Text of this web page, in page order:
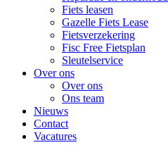
Fiets leasen
Gazelle Fiets Lease
Fietsverzekering
Fisc Free Fietsplan
Sleutelservice
Over ons
Over ons
Ons team
Nieuws
Contact
Vacatures